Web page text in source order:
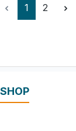
Seite
1 Seite
2